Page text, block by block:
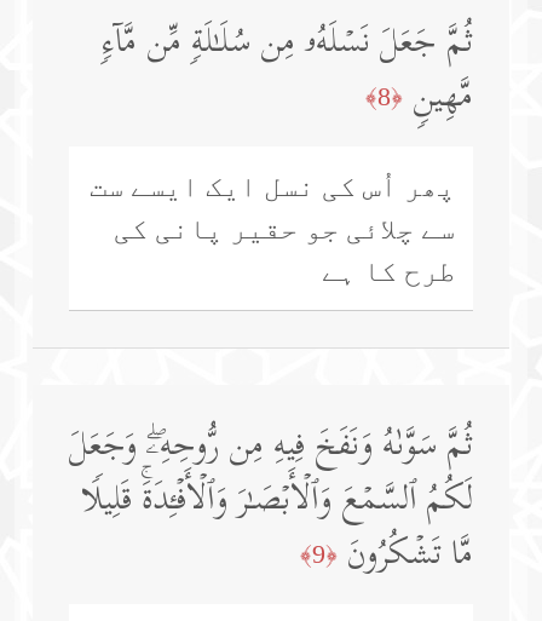
ثُمَّ جَعَلَ نَسۡلَهُۥ مِن سُلَـٰلَةࣲ مِّن مَّاۤءࣲ
مَّهِینࣲ ﴿8﴾
پھر اُس کی نسل ایک ایسے ست
سے چلائی جو حقیر پانی کی
طرح کا ہے
ثُمَّ سَوَّىٰهُ وَنَفَخَ فِیهِ مِن رُّوحِهِۦۖ وَجَعَلَ
لَكُمُ ٱلسَّمۡعَ وَٱلۡأَبۡصَـٰرَ وَٱلۡأَفۡـِٔدَةَۚ قَلِیلࣰا
مَّا تَشۡكُرُونَ ﴿9﴾